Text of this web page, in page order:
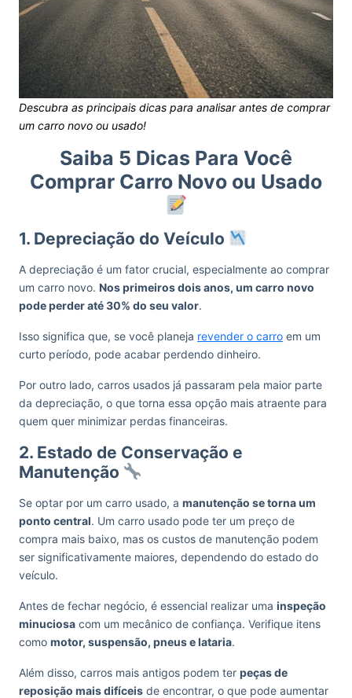
Descubra as principais dicas para analisar antes de comprar
um carro novo ou usado!
Saiba 5 Dicas Para Você
Comprar Carro Novo ou Usado
1. Depreciação do Veículo
A depreciação é um fator crucial, especialmente ao comprar
um carro novo. Nos primeiros dois anos, um carro novo
pode perder até 30% do seu valor.
Isso significa que, se você planeja revender o carro em um
curto período, pode acabar perdendo dinheiro.
Por outro lado, carros usados já passaram pela maior parte
da depreciação, o que torna essa opção mais atraente para
quem quer minimizar perdas financeiras.
2. Estado de Conservação e
Manutenção
Se optar por um carro usado, a manutenção se torna um
ponto central. Um carro usado pode ter um preço de
compra mais baixo, mas os custos de manutenção podem
ser significativamente maiores, dependendo do estado do
veículo.
Antes de fechar negócio, é essencial realizar uma inspeção
minuciosa com um mecânico de confiança. Verifique itens
como motor, suspensão, pneus e lataria.
Além disso, carros mais antigos podem ter peças de
reposição mais difíceis de encontrar, o que pode aumentar